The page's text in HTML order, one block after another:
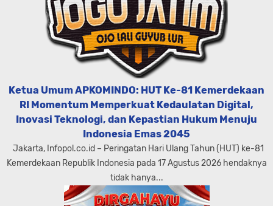
Ketua Umum APKOMINDO: HUT Ke-81 Kemerdekaan
RI Momentum Memperkuat Kedaulatan Digital,
Inovasi Teknologi, dan Kepastian Hukum Menuju
Indonesia Emas 2045
Jakarta, Infopol.co.id – Peringatan Hari Ulang Tahun (HUT) ke-81
Kemerdekaan Republik Indonesia pada 17 Agustus 2026 hendaknya
tidak hanya...